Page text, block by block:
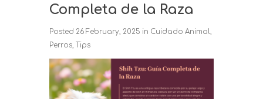
Completa de la Raza
Posted 26 February, 2025 in Cuidado Animal
Perros Tips